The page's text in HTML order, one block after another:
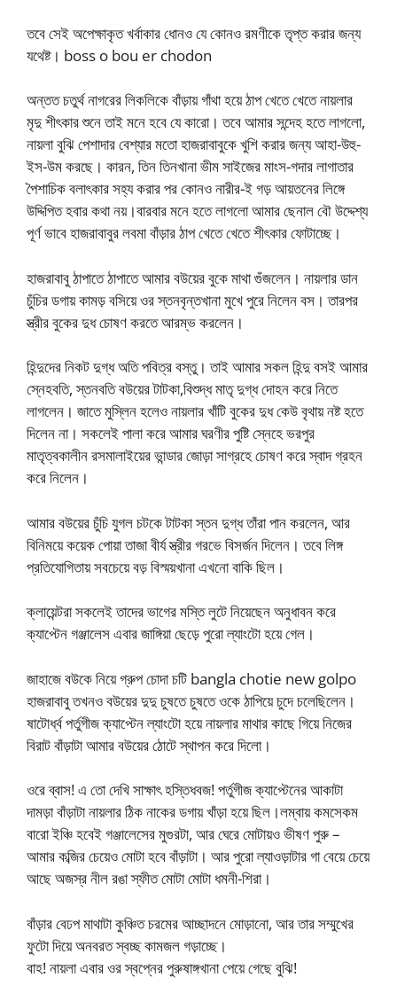
তবে সেই অপেক্ষাকৃত খর্বাকার ধোনও যে কোনও রমণীকে তৃপ্ত করার জন্য
যথেষ্ট। boss o bou er chodon
অন্তত চতুর্থ নাগরের লিকলিকে বাঁড়ায় গাঁথা হয়ে ঠাপ খেতে খেতে নায়লার
মৃদু শীৎকার শুনে তাই মনে হবে যে কারো। তবে আমার সন্দেহ হতে লাগলো,
নায়লা বুঝি পেশাদার বেশ্যার মতো হাজরাবাবুকে খুশি করার জন্য আহা-উহু-
ইস-উম করছে। কারন, তিন তিনখানা ভীম সাইজের মাংস-গদার লাগাতার
পৈশাচিক বলাৎকার সহ্য করার পর কোনও নারীর-ই গড় আয়তনের লিঙ্গে
উদ্দিপিত হবার কথা নয়।বারবার মনে হতে লাগলো আমার ছেনাল বৌ উদ্দেশ্য
পূর্ণ ভাবে হাজরাবাবুর লবমা বাঁড়ার ঠাপ খেতে খেতে শীৎকার ফোটাচ্ছে।
হাজরাবাবু ঠাপাতে ঠাপাতে আমার বউয়ের বুকে মাথা গুঁজলেন। নায়লার ডান
চুঁচির ডগায় কামড় বসিয়ে ওর স্তনবৃন্তখানা মুখে পুরে নিলেন বস। তারপর
স্ত্রীর বুকের দুধ চোষণ করতে আরম্ভ করলেন।
হিন্দুদের নিকট দুগ্ধ অতি পবিত্র বস্তু। তাই আমার সকল হিন্দু বসই আমার
স্নেহবতি, স্তনবতি বউয়ের টাটকা,বিশুদ্ধ মাতৃ দুগ্ধ দোহন করে নিতে
লাগলেন। জাতে মুস্লিন হলেও নায়লার খাঁটি বুকের দুধ কেউ বৃথায় নষ্ট হতে
দিলেন না। সকলেই পালা করে আমার ঘরণীর পুষ্টি স্নেহে ভরপুর
মাতৃত্বকালীন রসমালাইয়ের ভান্ডার জোড়া সাগ্রহে চোষণ করে স্বাদ গ্রহন
করে নিলেন।
আমার বউয়ের চুঁচি যুগল চটকে টাটকা স্তন দুগ্ধ তাঁরা পান করলেন, আর
বিনিময়ে কয়েক পোয়া তাজা বীর্য স্ত্রীর গরভে বিসর্জন দিলেন। তবে লিঙ্গ
প্রতিযোগিতায় সবচেয়ে বড় বিস্ময়খানা এখনো বাকি ছিল।
ক্লায়েন্টরা সকলেই তাদের ভাগের মস্তি লুটে নিয়েছেন অনুধাবন করে
ক্যাপ্টেন গঞ্জালেস এবার জাঙ্গিয়া ছেড়ে পুরো ল্যাংটো হয়ে গেল।
জাহাজে বউকে নিয়ে গ্রুপ চোদা চটি bangla chotie new golpo
হাজরাবাবু তখনও বউয়ের দুদু চুষতে চুষতে ওকে ঠাপিয়ে চুদে চলেছিলেন।
ষাটোর্ধ্ব পর্তুগীজ ক্যাপ্টেন ল্যাংটো হয়ে নায়লার মাথার কাছে গিয়ে নিজের
বিরাট বাঁড়াটা আমার বউয়ের ঠোটে স্থাপন করে দিলো।
ওরে ব্বাস! এ তো দেখি সাক্ষাৎ হস্তিধবজ! পর্তুগীজ ক্যাপ্টেনের আকাটা
দামড়া বাঁড়াটা নায়লার ঠিক নাকের ডগায় খাঁড়া হয়ে ছিল।লম্বায় কমসেকম
বারো ইঞ্চি হবেই গঞ্জালেসের মুগুরটা, আর ঘেরে মোটায়ও ভীষণ পুরু –
আমার কব্জির চেয়েও মোটা হবে বাঁড়াটা। আর পুরো ল্যাওড়াটার গা বেয়ে চেয়ে
আছে অজস্র নীল রঙা স্ফীত মোটা মোটা ধমনী-শিরা।
বাঁড়ার বেঢপ মাথাটা কুঞ্চিত চরমের আচ্ছাদনে মোড়ানো, আর তার সম্মুখের
ফুটো দিয়ে অনবরত স্বচ্ছ কামজল গড়াচ্ছে।
বাহ! নায়লা এবার ওর স্বপ্নের পুরুষাঙ্গখানা পেয়ে গেছে বুঝি!